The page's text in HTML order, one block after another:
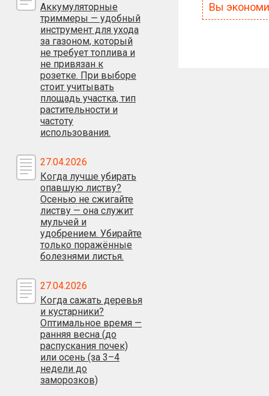
Аккумуляторные
триммеры — удобный
инструмент для ухода
за газоном, который
не требует топлива и
не привязан к
розетке. При выборе
стоит учитывать
площадь участка, тип
растительности и
частоту
использования.
27.04.2026
Когда лучше убирать
опавшую листву?
Осенью не сжигайте
листву — она служит
мульчей и
удобрением. Убирайте
только поражённые
болезнями листья.
27.04.2026
Когда сажать деревья
и кустарники?
Оптимальное время —
ранняя весна (до
распускания почек)
или осень (за 3–4
недели до
заморозков)
Вы